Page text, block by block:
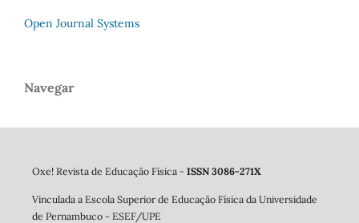
Open Journal Systems
Navegar
Oxe! Revista de Educação Física - ISSN 3086-271X
Vinculada a Escola Superior de Educação Física da Universidade
de Pernambuco - ESEF/UPE